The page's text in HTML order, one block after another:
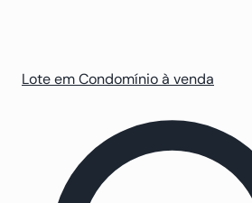
Lote em Condomínio à venda